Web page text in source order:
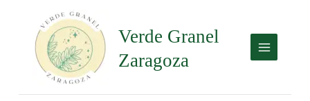
contenido
Verde Granel
Zaragoza
cantidad